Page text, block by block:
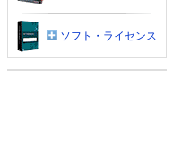
ソフト・ライセンス